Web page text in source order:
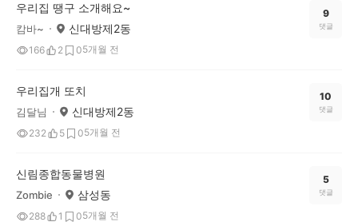
우리집 땡구 소개해요~
캄바~ 신대방제2동
166 2 05개월 전
9
댓글
우리집개 또치
김달님 신대방제2동
232 5 05개월 전
10
댓글
신림종합동물병원
Zombie 삼성동
288 1 05개월 전
5
댓글